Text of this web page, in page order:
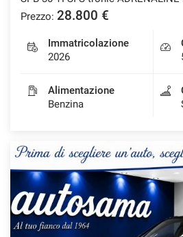
Prezzo: 28.800 €
Immatricolazione
2026
Alimentazione
Benzina